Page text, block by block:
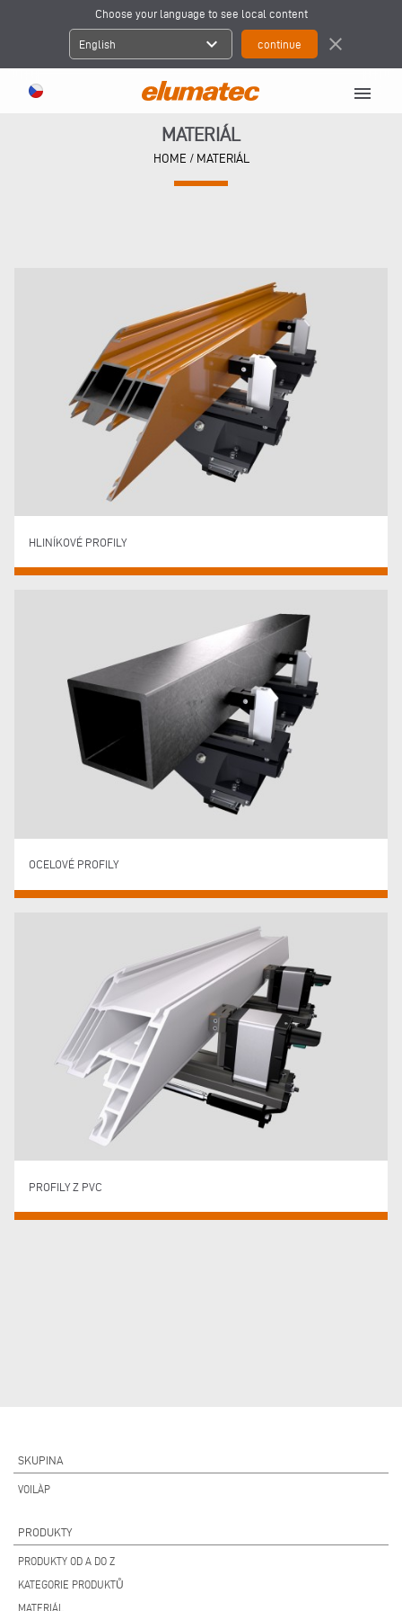
Choose your language to see local content
English expand_more close
menu
MATERIÁL
HOME / MATERIÁL
HLINÍKOVÉ PROFILY
OCELOVÉ PROFILY
PROFILY Z PVC
SKUPINA
VOILÀP
PRODUKTY
PRODUKTY OD A DO Z
KATEGORIE PRODUKTŮ
MATERIÁL